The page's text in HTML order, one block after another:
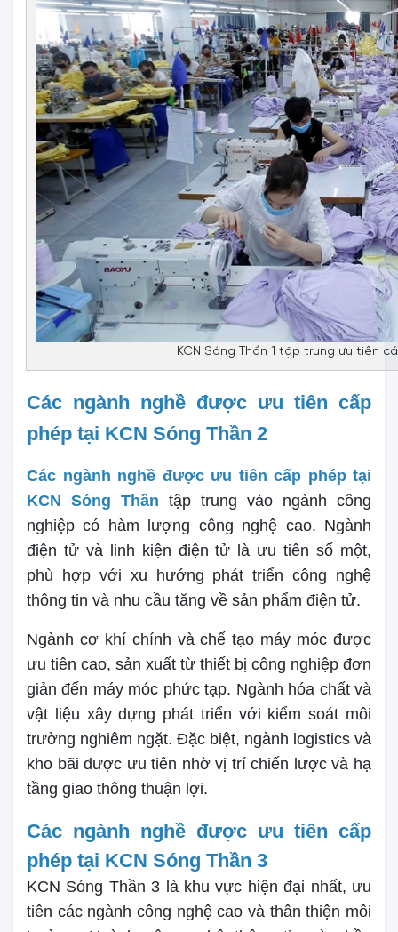
KCN Sóng Thần 1 tập trung ưu tiên
Các ngành nghề được ưu tiên cấp
phép tại KCN Sóng Thần 2
Các ngành nghề được ưu tiên cấp phép tại
KCN Sóng Thần tập trung vào ngành công
nghiệp có hàm lượng công nghệ cao. Ngành
điện tử và linh kiện điện tử là ưu tiên số một,
phù hợp với xu hướng phát triển công nghệ
thông tin và nhu cầu tăng về sản phẩm điện tử.
Ngành cơ khí chính và chế tạo máy móc được
ưu tiên cao, sản xuất từ thiết bị công nghiệp đơn
giản đến máy móc phức tạp. Ngành hóa chất và
vật liệu xây dựng phát triển với kiểm soát môi
trường nghiêm ngặt. Đặc biệt, ngành logistics và
kho bãi được ưu tiên nhờ vị trí chiến lược và hạ
tầng giao thông thuận lợi.
Các ngành nghề được ưu tiên cấp
phép tại KCN Sóng Thần 3
KCN Sóng Thần 3 là khu vực hiện đại nhất, ưu
tiên các ngành công nghệ cao và thân thiện môi